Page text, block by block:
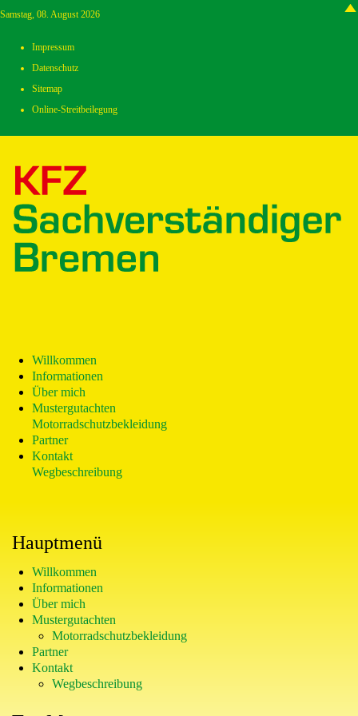
Samstag, 08. August 2026
Impressum
Datenschutz
Sitemap
Online-Streitbeilegung
Willkommen
Informationen
Über mich
Mustergutachten
Motorradschutzbekleidung
Partner
Kontakt
Wegbeschreibung
Hauptmenü
Willkommen
Informationen
Über mich
Mustergutachten
Motorradschutzbekleidung
Partner
Kontakt
Wegbeschreibung